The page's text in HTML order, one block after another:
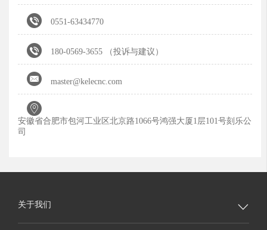
 0551-63434770
 180-0569-3655 （投诉与建议）
 master@kelecnc.com

安徽省合肥市包河工业区北京路1066号鸿强大厦1层101号刻乐公
司
关于我们 